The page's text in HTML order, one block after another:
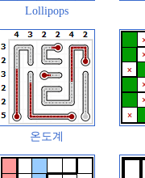
Lollipops
온도계